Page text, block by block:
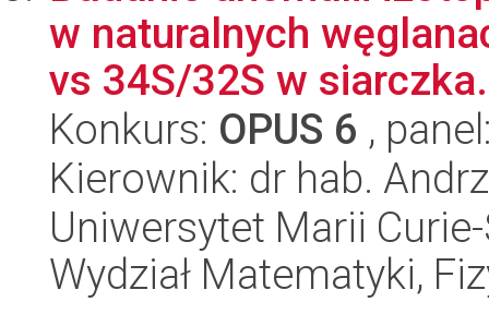
w naturalnych
vs 34S/32S w
Konkurs: OPUS 6 ,
Kierownik: dr hab.
Uniwersytet Marii
Wydział Matematyki,